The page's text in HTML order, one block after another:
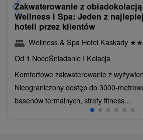
Zakwaterowanie z
Wellness i Spa: Jeden z
hoteli przez klientów
Wellness & Spa Hotel Kaskady ★★
Od 1 NoceŚniadanie I Kolacja
Komfortowe zakwaterowanie z
Nieograniczony dostęp do 3000-
basenów termalnych, strefy fitness...